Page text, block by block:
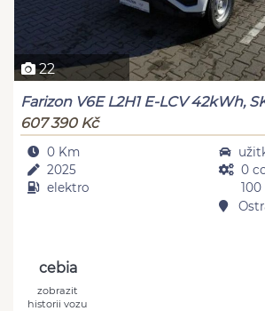
22
Farizon V6E L2H1 E-LCV 42kWh,
607 390 Kč
0 Km
2025
elektro
0
cebia
zobrazit
historii vozu